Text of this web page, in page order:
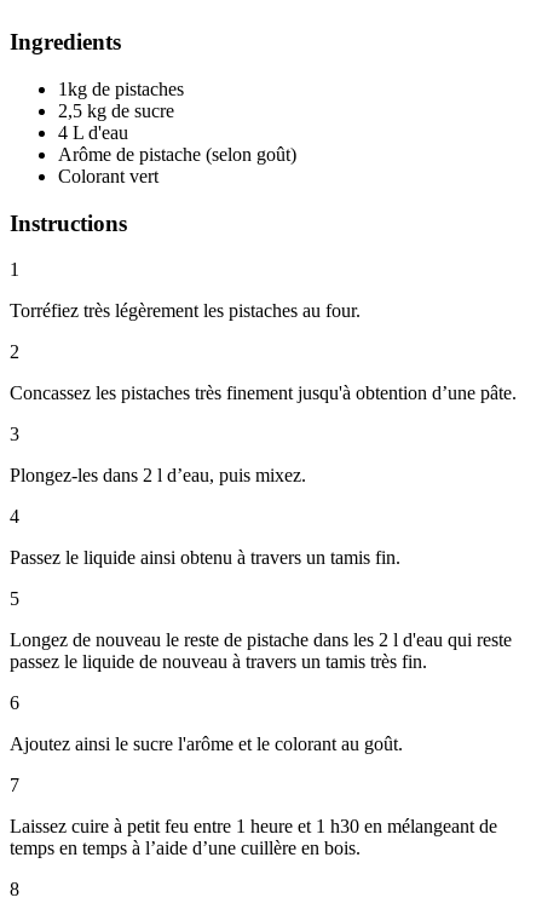
Ingredients
1kg de pistaches
2,5 kg de sucre
4 L d'eau
Arôme de pistache (selon goût)
Colorant vert
Instructions
1
Torréfiez très légèrement les pistaches au four.
2
Concassez les pistaches très finement jusqu'à obtention d’une pâte.
3
Plongez-les dans 2 l d’eau, puis mixez.
4
Passez le liquide ainsi obtenu à travers un tamis fin.
5
Longez de nouveau le reste de pistache dans les 2 l d'eau qui reste
passez le liquide de nouveau à travers un tamis très fin.
6
Ajoutez ainsi le sucre l'arôme et le colorant au goût.
7
Laissez cuire à petit feu entre 1 heure et 1 h30 en mélangeant de
temps en temps à l’aide d’une cuillère en bois.
8